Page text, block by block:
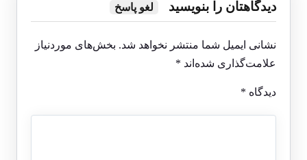
دیدگاهتان را بنویسید لغو پاسخ
نشانی ایمیل شما منتشر نخواهد شد. بخش‌های موردنیاز
علامت‌گذاری شده‌اند *
دیدگاه *